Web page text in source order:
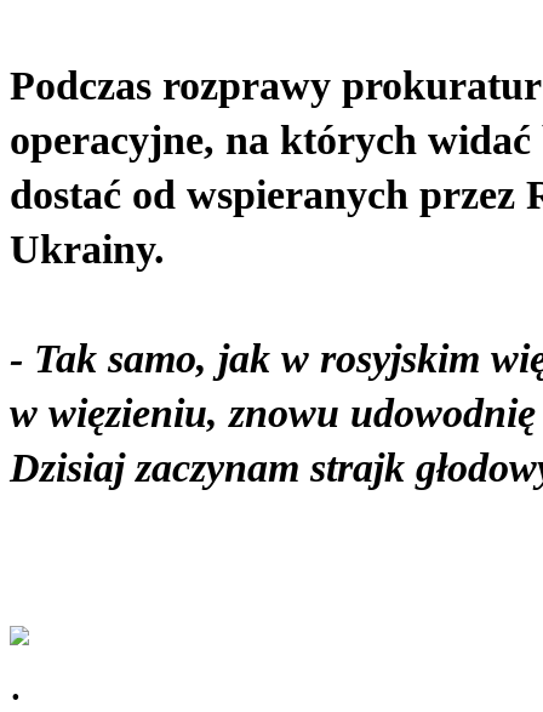
Podczas rozprawy
operacyjne, na których
dostać od wspieranych przez
Ukrainy.
- Tak samo, jak w rosyjskim
w więzieniu, znowu
Dzisiaj zaczynam strajk
.